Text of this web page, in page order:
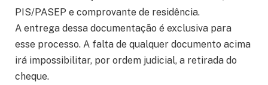
PIS/PASEP e comprovante de residência.
A entrega dessa documentação é exclusiva para
esse processo. A falta de qualquer documento acima
irá impossibilitar, por ordem judicial, a retirada do
cheque.